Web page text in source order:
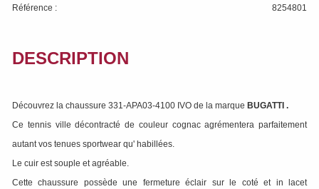
Référence :
8254801
DESCRIPTION
Découvrez la chaussure 331-APA03-4100 IVO de la marque BUGATTI .
Ce tennis ville décontracté de couleur cognac agrémentera parfaitement
autant vos tenues sportwear qu' habillées.
Le cuir est souple et agréable.
Cette chaussure possède une fermeture éclair sur le coté et in lacet